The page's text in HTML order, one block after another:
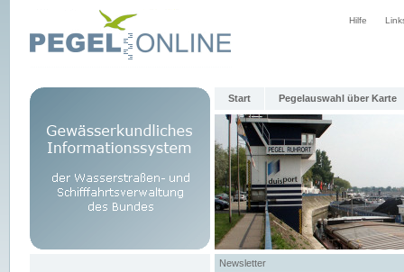
Hilfe
Start Pegelauswahl über Karte
Newsletter